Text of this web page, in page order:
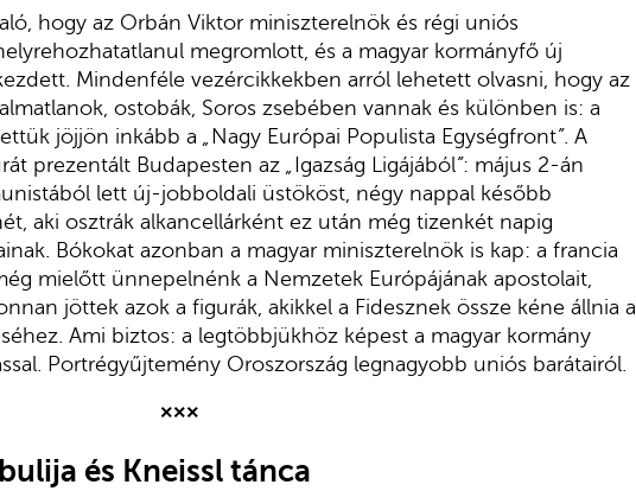
hogy az Orbán Viktor miniszterelnök és régi uniós
megromlott, és a magyar kormányfő új
Mindenféle vezércikkekben arról lehetett olvasni, hogy az
ostobák, Soros zsebében vannak és különben is: a
jöjjön inkább a
Nagy Európai Populista Egységfront”. A
prezentált Budapesten az
Igazság Ligájából”: május 2-án
lett új-jobboldali üstököst, négy nappal később
aki osztrák alkancellárként ez után még tizenkét napig
Bókokat azonban a magyar miniszterelnök is kap: a francia
mielőtt ünnepelnénk a Nemzetek Európájának apostolait,
jöttek azok a figurák, akikkel a Fidesznek össze kéne állnia a
Ami biztos: a legtöbbjükhöz képest a magyar kormány
Portrégyűjtemény Oroszország legnagyobb uniós barátairól.
×××
és Kneissl tánca